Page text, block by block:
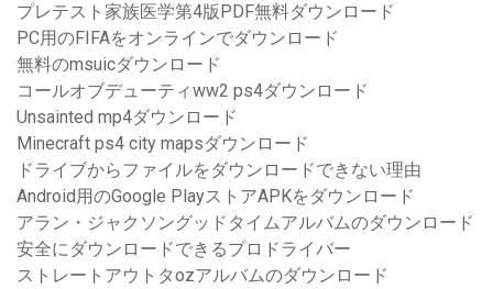
プレテスト家族医学第4版PDF無料ダウンロード
PC用のFIFAをオンラインでダウンロード
無料のmsuicダウンロード
コールオブデューティww2 ps4ダウンロード
Unsainted mp4ダウンロード
Minecraft ps4 city mapsダウンロード
ドライブからファイルをダウンロードできない理由
Android用のGoogle PlayストアAPKをダウンロード
アラン・ジャクソングッドタイムアルバムのダウンロード
安全にダウンロードできるプロドライバー
ストレートアウトタozアルバムのダウンロード